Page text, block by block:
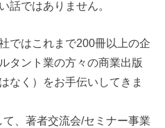
話ではありません。
ではこれまで200冊以上の企
タント業の方々の商業出版
なく）をお手伝いしてきま
、著者交流会/セミナー事業